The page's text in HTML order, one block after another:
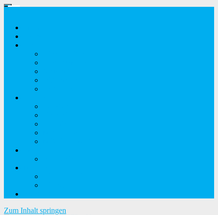
Zum Inhalt springen